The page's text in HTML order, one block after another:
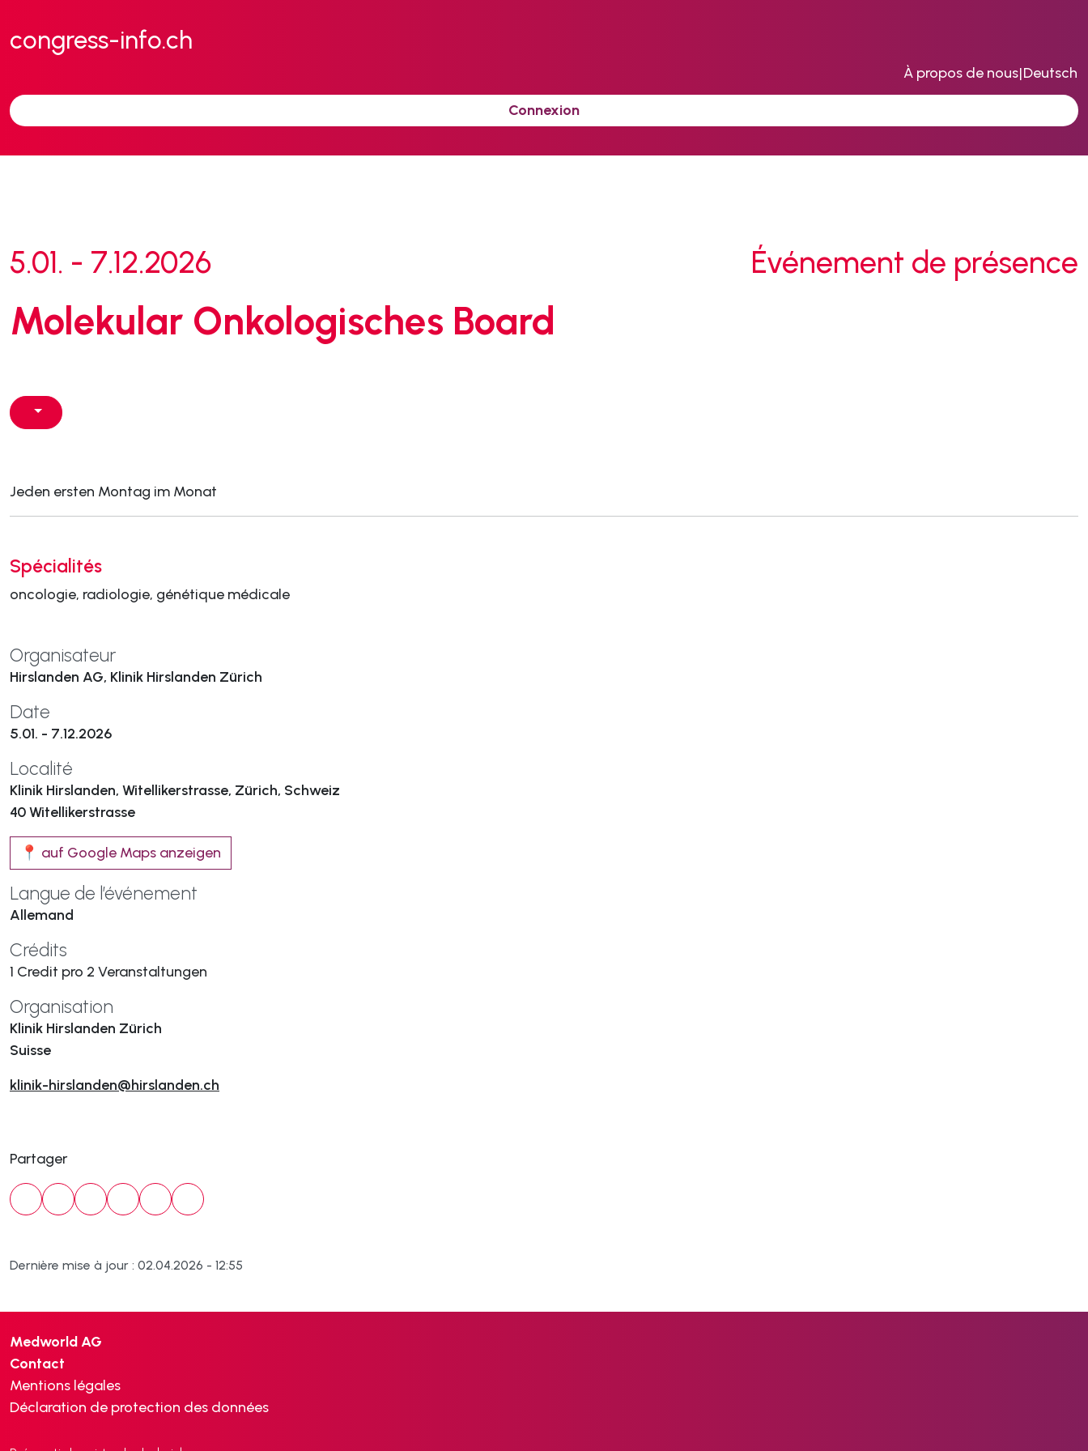
congress-info.ch
À propos de nous|Deutsch
Connexion
5.01. - 7.12.2026 Événement de présence
Molekular Onkologisches Board
Jeden ersten Montag im Monat
Spécialités
oncologie, radiologie, génétique médicale
Organisateur
Hirslanden AG, Klinik Hirslanden Zürich
Date
5.01. - 7.12.2026
Localité
Klinik Hirslanden, Witellikerstrasse, Zürich, Schweiz
40 Witellikerstrasse
📍 auf Google Maps anzeigen
Langue de l’événement
Allemand
Crédits
1 Credit pro 2 Veranstaltungen
Organisation
Klinik Hirslanden Zürich
Suisse
klinik-hirslanden@hirslanden.ch
Partager
Dernière mise à jour : 02.04.2026 - 12:55
Medworld AG
Contact
Mentions légales
Déclaration de protection des données